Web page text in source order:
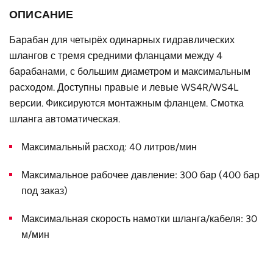
шланга /
A, мм
F, мм 272
E, мм
B, мм
Конструктивное
исполнение
для четырёх одинарных шлангов
Наружный
диаметр D, мм
340
Страна Германия
ОПИСАНИЕ
Барабан для четырёх одинарных гидравлических
шлангов с тремя средними фланцами между 4
барабанами, с большим диаметром и максимальным
расходом. Доступны правые и левые WS4R/WS4L
версии. Фиксируются монтажным фланцем. Смотка
шланга автоматическая.
Максимальный расход: 40 литров/мин
Максимальное рабочее давление: 300 бар (400 бар
под заказ)
Максимальная скорость намотки шланга/кабеля: 30
м/мин